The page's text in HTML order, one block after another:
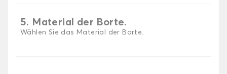
5. Material der Borte.
Wählen Sie das Material der Borte.